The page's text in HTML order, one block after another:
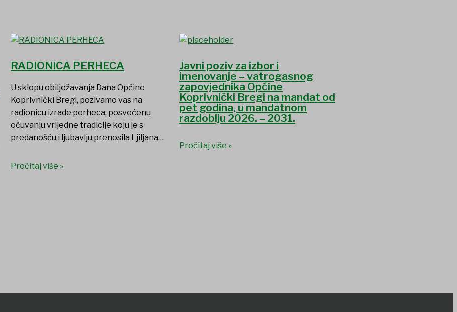
RADIONICA PERHECA
U sklopu obilježavanja Dana Općine
Koprivnički Bregi, pozivamo vas na
radionicu izrade perheca, posvećenu
očuvanju vrijedne tradicije koju je s
predanošću i ljubavlju prenosila Ljiljana…
Pročitaj više »
Javni poziv za izbor i
imenovanje – vatrogasnog
zapovjednika Općine
Koprivnički Bregi na mandat od
pet godina, u mandatnom
razdoblju 2026. – 2031.
Pročitaj više »